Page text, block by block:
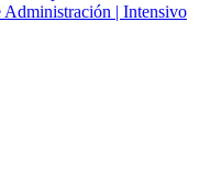
Administración | Intensivo